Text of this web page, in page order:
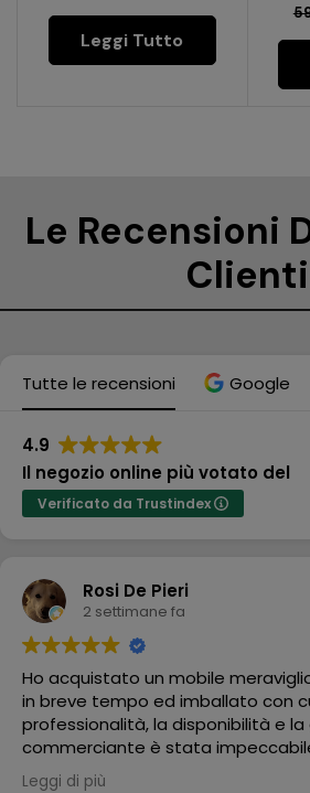
Leggi Tutto
Le Recensioni
Clienti
Tutte le recensioni Google
4.9
Il negozio online più votato del
Verificato da Trustindex
Rosi De Pieri
2 settimane fa
Ho acquistato un mobile
in breve tempo ed imballato con
professionalità, la disponibilità e
commerciante è stata
grazie
Leggi di più